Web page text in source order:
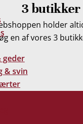
geder
& svin
ærter
3 butikker
holder
en af vores 3